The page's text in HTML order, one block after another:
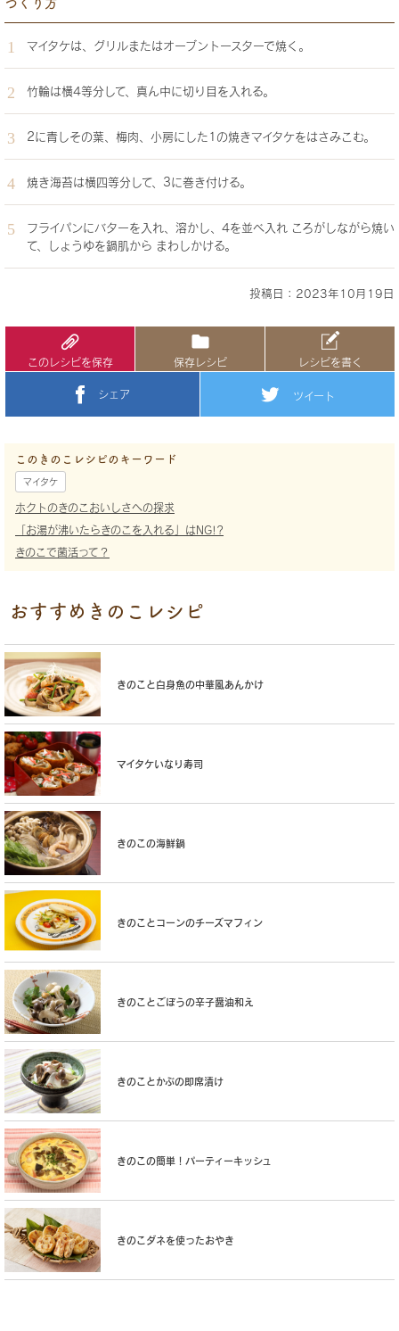
マイタケは、グリルまたはオーブントースターで焼く。
竹輪は横4等分して、真ん中に切り目を入れる。
2に青しその葉、梅肉、小房にした1の焼きマイタケをはさみこむ。
焼き海苔は横四等分して、3に巻き付ける。
フライパンにバターを入れ、溶かし、4を並べ入れ ころがしながら焼い
て、しょうゆを鍋肌から まわしかける。
投稿日：2023年10月19日
このレシピを保存 保存レシピ レシピを書く
シェア ツイート
このきのこレシピのキーワード
マイタケ
ホクトのきのこおいしさへの探求
「お湯が沸いたらきのこを入れる」はNG!?
きのこで菌活って？
おすすめきのこレシピ
きのこと白身魚の中華風あんかけ
マイタケいなり寿司
きのこの海鮮鍋
きのことコーンのチーズマフィン
きのことごぼうの辛子醤油和え
きのことかぶの即席漬け
きのこの簡単！パーティーキッシュ
きのこダネを使ったおやき